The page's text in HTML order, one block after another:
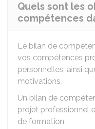
Quels sont les
compétences
Le bilan de
vos compétences
personnelles, ainsi
motivations.
Un bilan de
projet professionnel
de formation.